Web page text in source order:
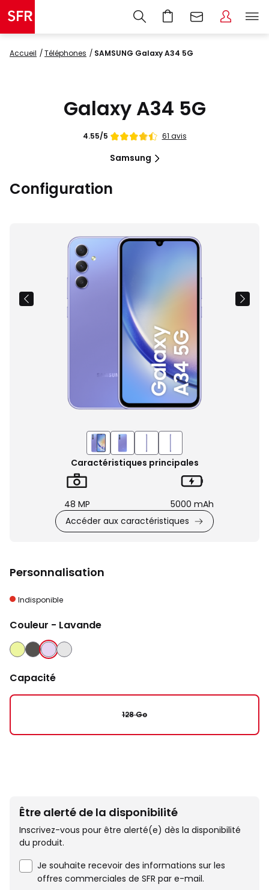
Accueil Téléphones SAMSUNG Galaxy A34 5G
Galaxy A34 5G
Note
4.55/5 61 avis
Samsung
Configuration
Images
Caractéristiques principales
48 MP
5000 mAh
Accéder aux caractéristiques
Personnalisation
Indisponible
Couleur - Lavande
LIME GRAPHITE LAVANDE ARGENT
Capacité
128 Go
Être alerté de la disponibilité
Inscrivez-vous pour être alerté(e) dès la disponibilité
du produit.
Je souhaite recevoir des informations sur les
offres commerciales de SFR par e-mail.